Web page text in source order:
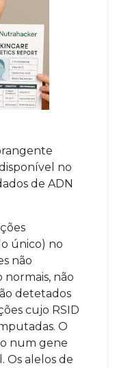
no
de ADN
único) no
não
normais, não
detetados
cujo RSID
O
num gene
Os alelos de